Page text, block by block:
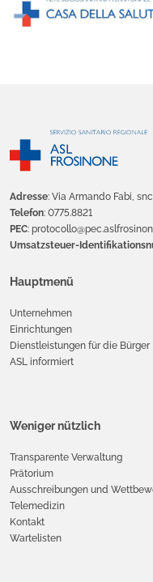
Adresse: Via Armando Fabi, snc
Telefon: 0775.8821
PEC:
Umsatzsteuer-
Hauptmenü
Unternehmen
Einrichtungen
Dienstleistungen für die Bürger
ASL informiert
Weniger nützlich
Transparente Verwaltung
Prätorium
Ausschreibungen und
Telemedizin
Kontakt
Wartelisten